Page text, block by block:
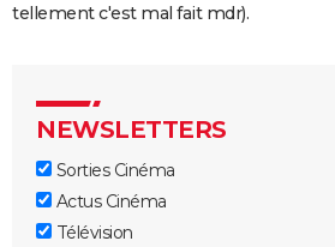
production a été aussi
annonce, streaming,...
L'Histoire sans fin
Le Labyrinthe de Pan
tellement c'est mal fait mdr).
NEWSLETTERS
Sorties Cinéma
Actus Cinéma
Télévision